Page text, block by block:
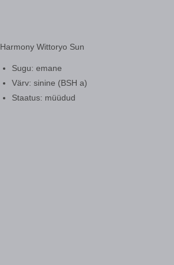
Harmony Wittoryo Sun
Sugu: emane
Värv: sinine (BSH a)
Staatus: müüdud